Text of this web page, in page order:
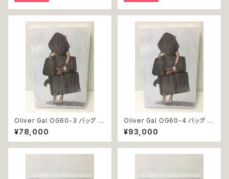
Oliver Gal OG60-3 バッグ 絵
アート インテリア お祝い 贈り物
プレゼント 結婚 新築 開店 周年
バースデイ 誕生日 ご褒美
¥78,000
Oliver Gal OG60-4 バッグ 絵
アート インテリア お祝い 贈り物
プレゼント 結婚 新築 開店 周年
バースデイ 誕生日 ご褒美
¥93,000